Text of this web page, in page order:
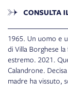
CONSULTA
1965. Un uomo e
di Villa Borghese
estremo. 2021.
Calandrone.
madre ha vissuto,